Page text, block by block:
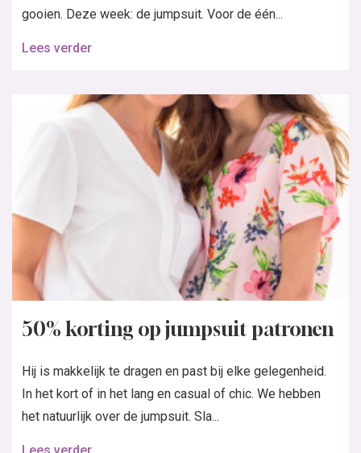
gooien. Deze week: de jumpsuit. Voor de één...
Lees verder
50% korting op jumpsuit patronen
Hij is makkelijk te dragen en past bij elke gelegenheid.
In het kort of in het lang en casual of chic. We hebben
het natuurlijk over de jumpsuit. Sla...